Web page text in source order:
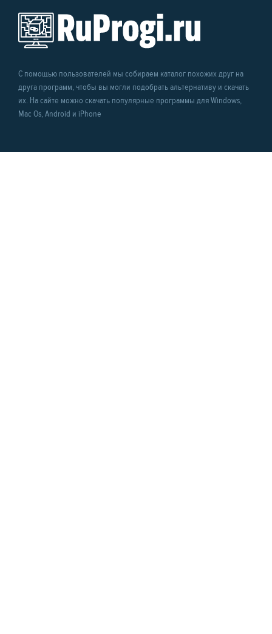
С помощью пользователей мы собираем каталог похожих друг на
друга программ, чтобы вы могли подобрать альтернативу и скачать
их. На сайте можно скачать популярные программы для Windows,
Mac Os, Android и iPhone